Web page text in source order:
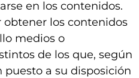
en los contenidos.
los contenidos
medios o
de los que, según
puesto a su disposición